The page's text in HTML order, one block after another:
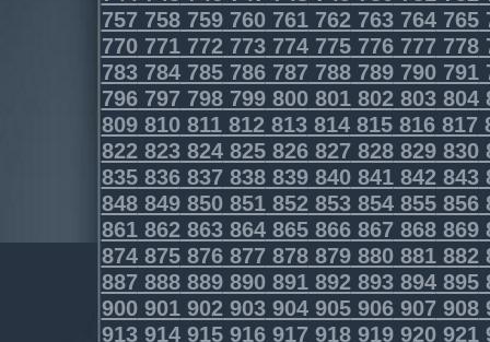
757758759760761762763764765
770771772773774775776777778
783784785786787788789790791
796797798799800801802803804
809810811812813814815816817
822823824825826827828829830
835836837838839840841842843
848849850851852853854855856
861862863864865866867868869
874875876877878879880881882
887888889890891892893894895
900901902903904905906907908
913914915916917918919920921